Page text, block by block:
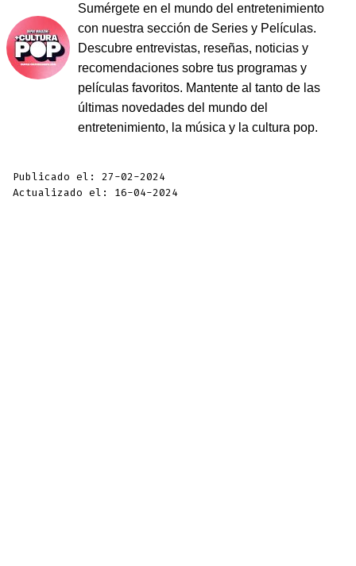
Sumérgete en el mundo del entretenimiento
con nuestra sección de Series y Películas.
Descubre entrevistas, reseñas, noticias y
recomendaciones sobre tus programas y
películas favoritos. Mantente al tanto de las
últimas novedades del mundo del
entretenimiento, la música y la cultura pop.
Publicado el: 27-02-2024
Actualizado el: 16-04-2024